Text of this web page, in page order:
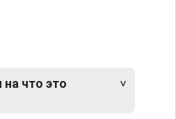
что это